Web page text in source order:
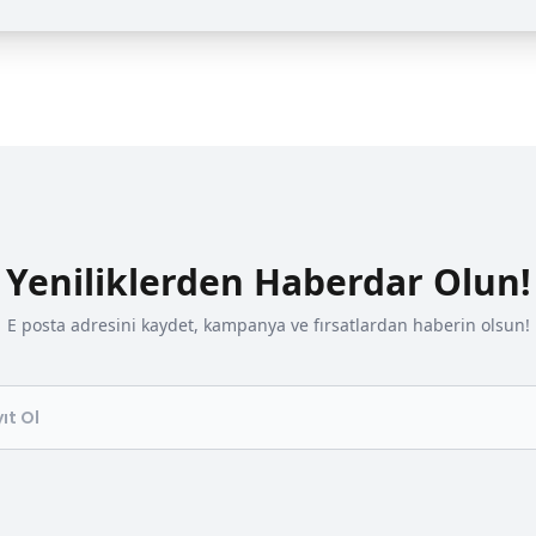
Yeniliklerden Haberdar Olun!
E posta adresini kaydet, kampanya ve fırsatlardan haberin olsun!